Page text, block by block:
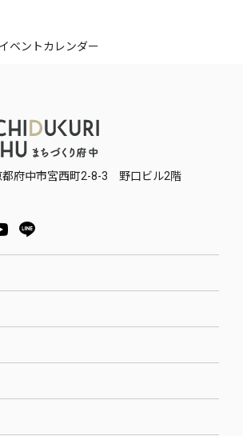
イベントカレンダー
府中市宮西町2-8-3 野口ビル2階